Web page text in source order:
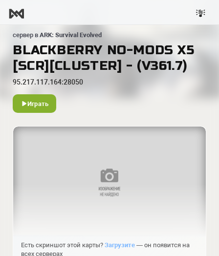
сервер в ARK: Survival Evolved
BLACKBERRY NO-MODS X5
[SCR][CLUSTER] - (V361.7)
95.217.117.164:28050
Играть
Есть скриншот этой карты? Загрузите — он появится на
всех серверах